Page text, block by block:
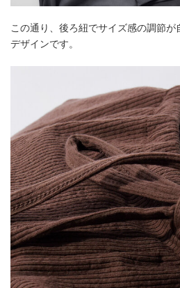
この通り、後ろ紐でサイズ感の調節
デザインです。